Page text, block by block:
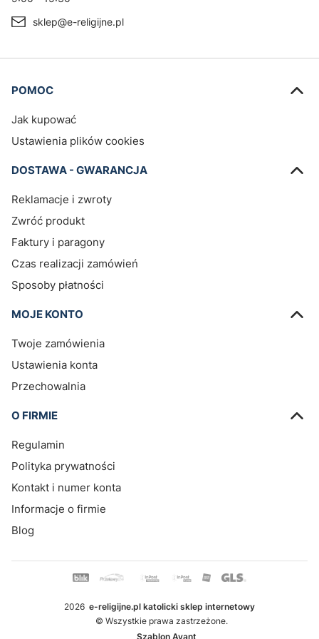
sklep@e-religijne.pl
Linki w stopce
POMOC
Jak kupować
Ustawienia plików cookies
DOSTAWA - GWARANCJA
Reklamacje i zwroty
Zwróć produkt
Faktury i paragony
Czas realizacji zamówień
Sposoby płatności
MOJE KONTO
Twoje zamówienia
Ustawienia konta
Przechowalnia
O FIRMIE
Regulamin
Polityka prywatności
Kontakt i numer konta
Informacje o firmie
Blog
2026 e-religijne.pl katolicki sklep internetowy
© Wszystkie prawa zastrzeżone.
Szablon Avant